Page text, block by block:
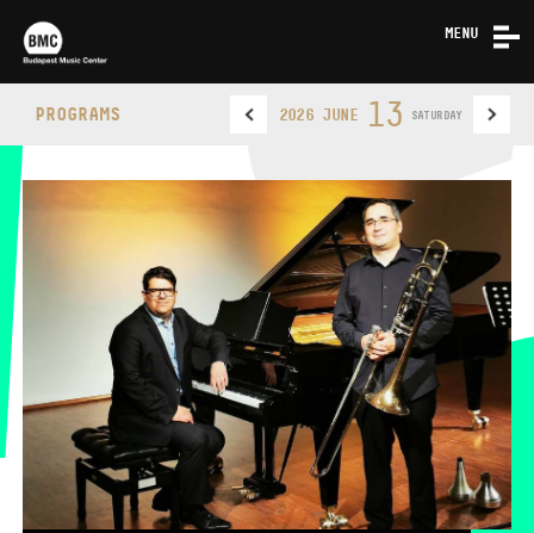
MENU
CONTACT
BUDAPEST MUSIC CENTER PHONE
TICKET OFFICE
OPENING HOURS
PROGRAMS 2026 JUNE 13 SATURDAY